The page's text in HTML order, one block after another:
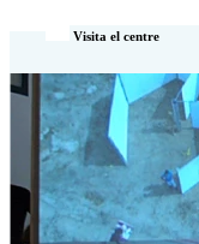
Visita el centre